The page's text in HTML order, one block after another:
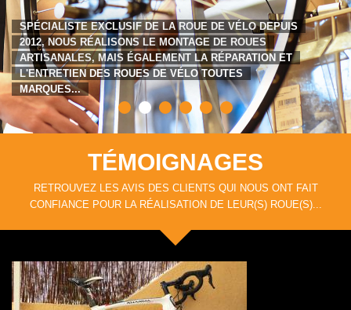
SPÉCIALISTE EXCLUSIF DE LA ROUE DE VÉLO DEPUIS
2012, NOUS RÉALISONS LE MONTAGE DE ROUES
ARTISANALES, MAIS ÉGALEMENT LA RÉPARATION ET
L'ENTRETIEN DES ROUES DE VÉLO TOUTES
MARQUES...
TÉMOIGNAGES
RETROUVEZ LES AVIS DES CLIENTS QUI NOUS ONT FAIT
CONFIANCE POUR LA RÉALISATION DE LEUR(S) ROUE(S)...